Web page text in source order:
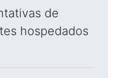
de
hospedados